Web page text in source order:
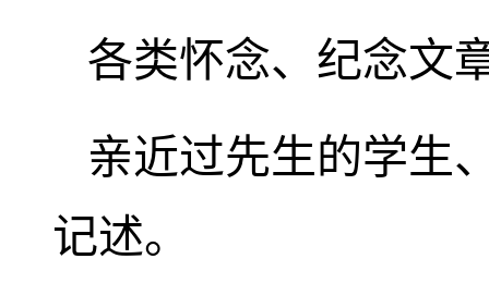
各类怀念、纪念文
亲近过先生的学生
记述。